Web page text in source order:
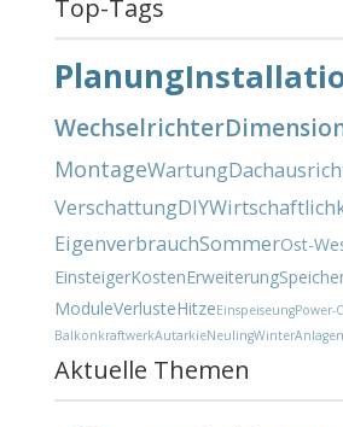
Top-Tags
Planung
Wechselrichter
MontageWartung
VerschattungDIY
EigenverbrauchSommerOst-
EinsteigerKostenErweiterung
ModuleVerlusteHitzeEinspeiseungPower-
BalkonkraftwerkAutarkieNeulingWinter
Aktuelle Themen